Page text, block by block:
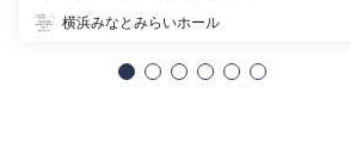
横浜みなとみらいホール